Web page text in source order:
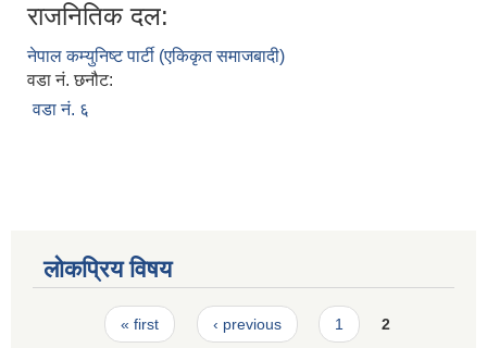
राजनितिक दल:
नेपाल कम्युनिष्ट पार्टी (एकिकृत समाजबादी)
वडा नं. छनौट:
वडा नं. ६
लोकप्रिय विषय
Pages« first ‹ previous 1 2